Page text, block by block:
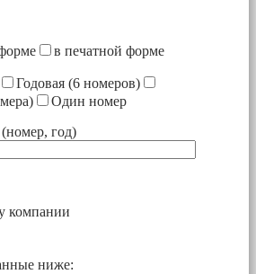
в печатной форме
Годовая (6 номеров)
Один номер
год)
компании
ниже: